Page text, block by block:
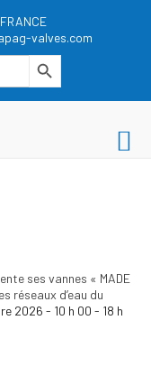
valves.com
Search Button
ses vannes « MADE
réseaux d’eau du
2026 - 10 h 00 - 18 h